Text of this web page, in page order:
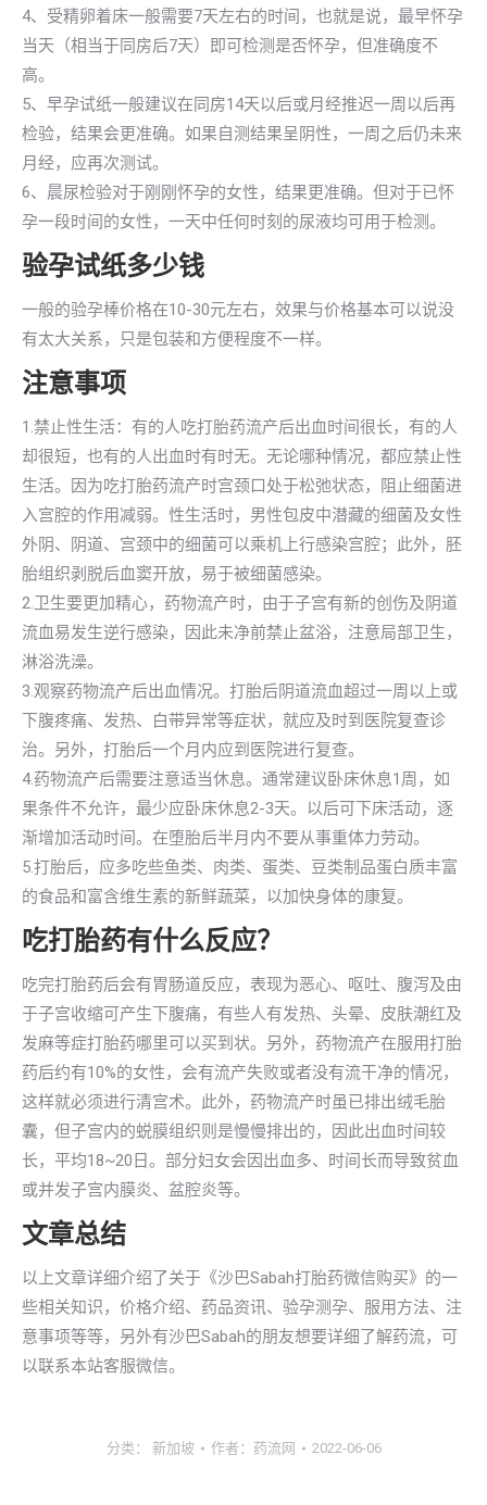
4、受精卵着床一般需要7天左右的时间，也就是说，最早怀孕
当天（相当于同房后7天）即可检测是否怀孕，但准确度不
高。
5、早孕试纸一般建议在同房14天以后或月经推迟一周以后再
检验，结果会更准确。如果自测结果呈阴性，一周之后仍未来
月经，应再次测试。
6、晨尿检验对于刚刚怀孕的女性，结果更准确。但对于已怀
孕一段时间的女性，一天中任何时刻的尿液均可用于检测。
验孕试纸多少钱
一般的验孕棒价格在10-30元左右，效果与价格基本可以说没
有太大关系，只是包装和方便程度不一样。
注意事项
1.禁止性生活：有的人吃打胎药流产后出血时间很长，有的人
却很短，也有的人出血时有时无。无论哪种情况，都应禁止性
生活。因为吃打胎药流产时宫颈口处于松弛状态，阻止细菌进
入宫腔的作用减弱。性生活时，男性包皮中潜藏的细菌及女性
外阴、阴道、宫颈中的细菌可以乘机上行感染宫腔；此外，胚
胎组织剥脱后血窦开放，易于被细菌感染。
2.卫生要更加精心，药物流产时，由于子宫有新的创伤及阴道
流血易发生逆行感染，因此未净前禁止盆浴，注意局部卫生，
淋浴洗澡。
3.观察药物流产后出血情况。打胎后阴道流血超过一周以上或
下腹疼痛、发热、白带异常等症状，就应及时到医院复查诊
治。另外，打胎后一个月内应到医院进行复查。
4.药物流产后需要注意适当休息。通常建议卧床休息1周，如
果条件不允许，最少应卧床休息2-3天。以后可下床活动，逐
渐增加活动时间。在堕胎后半月内不要从事重体力劳动。
5.打胎后，应多吃些鱼类、肉类、蛋类、豆类制品蛋白质丰富
的食品和富含维生素的新鲜蔬菜，以加快身体的康复。
吃打胎药有什么反应？
吃完打胎药后会有胃肠道反应，表现为恶心、呕吐、腹泻及由
于子宫收缩可产生下腹痛，有些人有发热、头晕、皮肤潮红及
发麻等症打胎药哪里可以买到状。另外，药物流产在服用打胎
药后约有10%的女性，会有流产失败或者没有流干净的情况，
这样就必须进行清宫术。此外，药物流产时虽已排出绒毛胎
囊，但子宫内的蜕膜组织则是慢慢排出的，因此出血时间较
长，平均18~20日。部分妇女会因出血多、时间长而导致贫血
或并发子宫内膜炎、盆腔炎等。
文章总结
以上文章详细介绍了关于《沙巴Sabah打胎药微信购买》的一
些相关知识，价格介绍、药品资讯、验孕测孕、服用方法、注
意事项等等，另外有沙巴Sabah的朋友想要详细了解药流，可
以联系本站客服微信。
分类： 新加坡 作者： 药流网 2022-06-06